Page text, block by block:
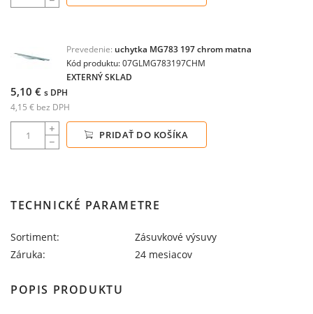
Prevedenie: uchytka MG783 197 chrom matna
Kód produktu: 07GLMG783197CHM
EXTERNÝ SKLAD
5,10 € s DPH
4,15 € bez DPH
PRIDAŤ DO KOŠÍKA
TECHNICKÉ PARAMETRE
Sortiment:
Zásuvkové výsuvy
Záruka:
24 mesiacov
POPIS PRODUKTU